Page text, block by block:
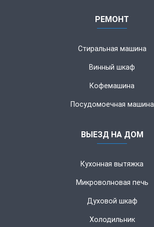
РЕМОНТ
Стиральная машина
Винный шкаф
Кофемашина
Посудомоечная машина
ВЫЕЗД НА ДОМ
Кухонная вытяжка
Микроволновая печь
Духовой шкаф
Холодильник